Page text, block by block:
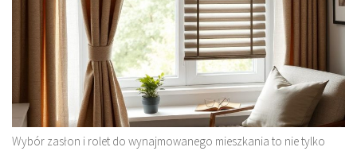
Wybór zasłon i rolet do wynajmowanego mieszkania to nie tylko